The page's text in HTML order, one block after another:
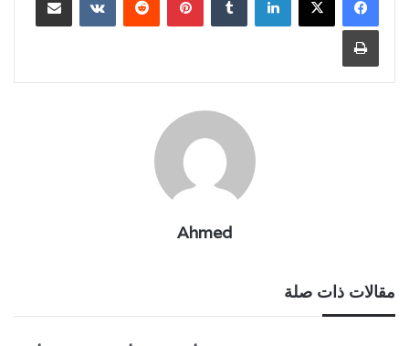
طباعة
Ahmed
مقالات ذات صلة